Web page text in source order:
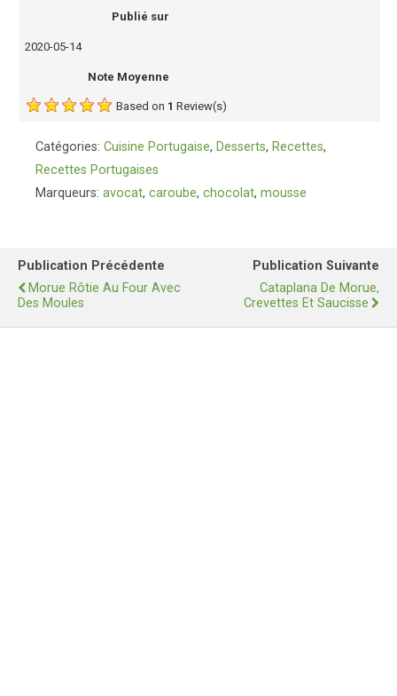
Publié sur
2020-05-14
Note Moyenne
Based on 1 Review(s)
Catégories: Cuisine Portugaise, Desserts, Recettes,
Recettes Portugaises
Marqueurs: avocat, caroube, chocolat, mousse
Publication Précédente
Morue Rôtie Au Four Avec
Des Moules
Publication Suivante
Cataplana De Morue,
Crevettes Et Saucisse